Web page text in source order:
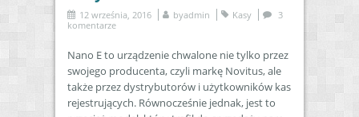
12 września, 2016 byadmin Kasy
3
komentarze
Nano E to urządzenie chwalone nie tylko przez
swojego producenta, czyli markę Novitus, ale
także przez dystrybutorów i użytkowników kas
rejestrujących. Równocześnie jednak, jest to